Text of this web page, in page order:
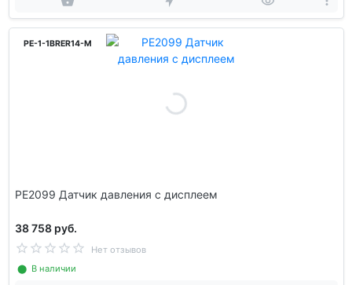
PE-1-1BRER14-M
PE2099 Датчик давления с дисплеем
38 758 руб.
Нет отзывов
⬤ В наличии